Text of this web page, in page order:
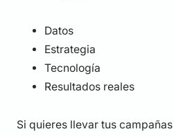
Datos
Estrategia
Tecnología
Resultados reales
Si quieres llevar tus